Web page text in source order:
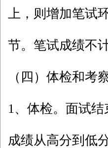
上，则增加笔试
节。笔试成绩不
（四）体检和考
1、体检。面试
成绩从高分到低